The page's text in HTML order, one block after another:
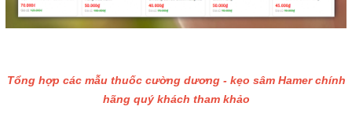
Tổng hợp các mẫu thuốc cường dương - kẹo sâm Hamer chính
hãng quý khách tham khảo